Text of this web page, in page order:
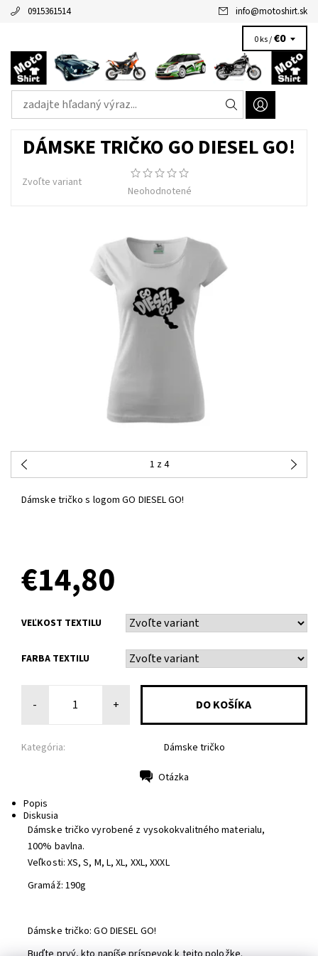
0915361514 info@motoshirt.sk
0 ks /€0
DÁMSKE TRIČKO GO DIESEL GO!
Zvoľte variant
Neohodnotené
1 z 4
Dámske tričko s logom GO DIESEL GO!
€14,80
VEĽKOST TEXTILU
FARBA TEXTILU
- +
Kategória: Dámske tričko
Otázka
Popis
Diskusia
Dámske tričko vyrobené z vysokokvalitného materialu,
100% bavlna.
Veľkosti: XS, S, M, L, XL, XXL, XXXL
Gramáž: 190g
Dámske tričko: GO DIESEL GO!